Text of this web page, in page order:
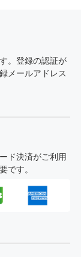
。登録の認証が
メールアドレス
ド決済がご利用
です。